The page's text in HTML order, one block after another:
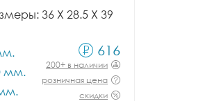
36 X 28.5 X 39
мм.
616
200+ в наличии
розничная цена
скидки